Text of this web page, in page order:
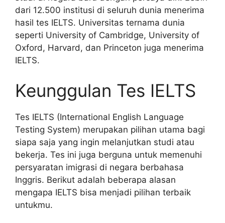
dari 12.500 institusi di seluruh dunia menerima
hasil tes IELTS. Universitas ternama dunia
seperti University of Cambridge, University of
Oxford, Harvard, dan Princeton juga menerima
IELTS.
Keunggulan Tes IELTS
Tes IELTS (International English Language
Testing System) merupakan pilihan utama bagi
siapa saja yang ingin melanjutkan studi atau
bekerja. Tes ini juga berguna untuk memenuhi
persyaratan imigrasi di negara berbahasa
Inggris. Berikut adalah beberapa alasan
mengapa IELTS bisa menjadi pilihan terbaik
untukmu.